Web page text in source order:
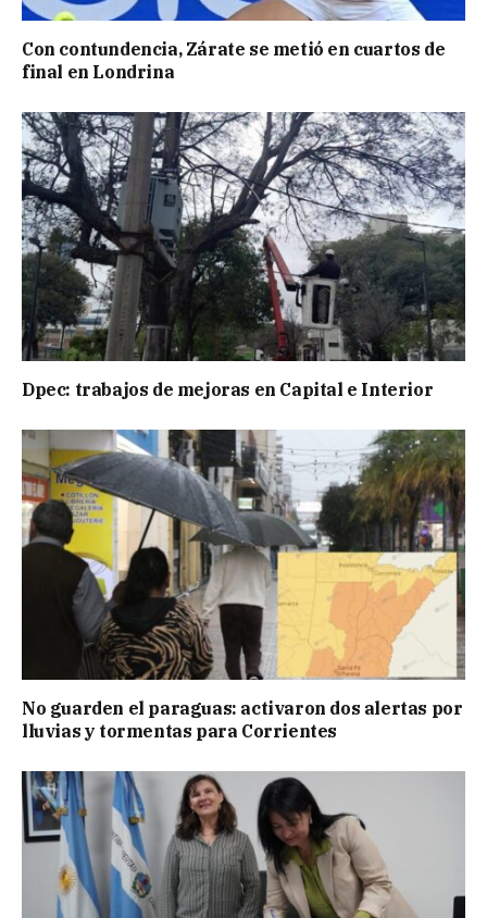
Con contundencia, Zárate se metió en cuartos de
final en Londrina
Dpec: trabajos de mejoras en Capital e Interior
No guarden el paraguas: activaron dos alertas por
lluvias y tormentas para Corrientes